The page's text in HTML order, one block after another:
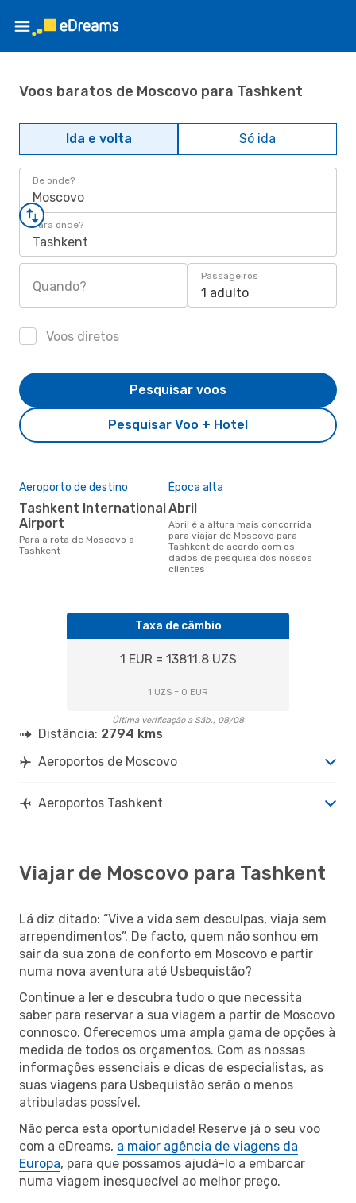
Voos baratos de Moscovo para Tashkent
Ida e volta Só ida
De onde?
Moscovo
Para onde?
Tashkent
Quando?
Passageiros
1 adulto
Voos diretos
Pesquisar Voo + Hotel
Pesquisar voos
Aeroporto de destino
Tashkent International
Airport
Para a rota de Moscovo a
Tashkent
Época alta
abril
abril é a altura mais concorrida
para viajar de Moscovo para
Tashkent de acordo com os
dados de pesquisa dos nossos
clientes
Taxa de câmbio
1 EUR = 13811.8 UZS
1 UZS = 0 EUR
Última verificação a Sáb., 08/08
Distância: 2794 kms
Aeroportos de Moscovo
Aeroportos Tashkent
Viajar de Moscovo para Tashkent
Lá diz ditado: “Vive a vida sem desculpas, viaja sem
arrependimentos”. De facto, quem não sonhou em
sair da sua zona de conforto em Moscovo e partir
numa nova aventura até Usbequistão?
Continue a ler e descubra tudo o que necessita
saber para reservar a sua viagem a partir de Moscovo
connosco. Oferecemos uma ampla gama de opções à
medida de todos os orçamentos. Com as nossas
informações essenciais e dicas de especialistas, as
suas viagens para Usbequistão serão o menos
atribuladas possível.
Não perca esta oportunidade! Reserve já o seu voo
com a eDreams, a maior agência de viagens da
Europa, para que possamos ajudá-lo a embarcar
numa viagem inesquecível ao melhor preço.